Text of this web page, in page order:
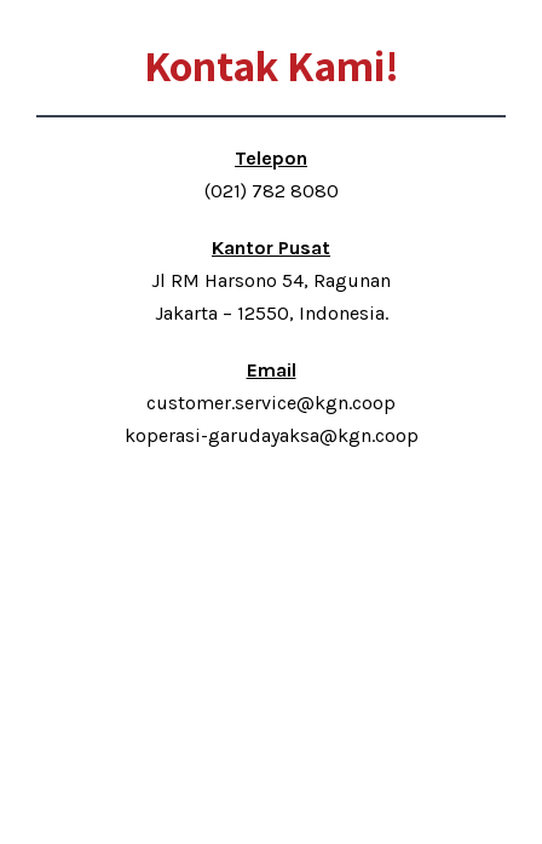
Kontak Kami!
Telepon
(021) 782 8080
Kantor Pusat
Jl RM Harsono 54, Ragunan
Jakarta – 12550, Indonesia.
Email
customer.service@kgn.coop
koperasi-garudayaksa@kgn.coop